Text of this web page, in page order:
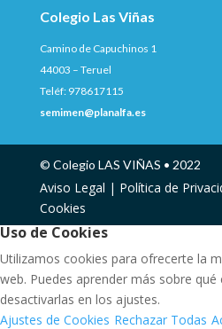
Colegio Las Viñas
Camino de Capuchinos 1
44003 – Teruel
Teléf: 978617115
semimen@planalfa.es
© Colegio LAS VIÑAS • 2022
Aviso Legal | Política de
Cookies
Uso de Cookies
Utilizamos cookies para ofrecerte la
web. Puedes aprender más sobre
desactivarlas en los ajustes.
Ajustes de Cookies Rechazar Todas